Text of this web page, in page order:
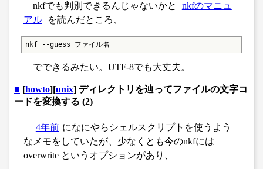
nkfでも判別できるんじゃないかと
nkfのマニュ
アル
を読んだところ、
nkf --guess ファイル名
でできるみたい。UTF-8でも大丈夫。
■ [howto][unix] ディレクトリを辿ってファイルの文字コ
ードを変換する (2)
4年前 になにやらシェルスクリプトを使うよう
なメモをしていたが、少なくとも今のnkfには
overwrite というオプションがあり、